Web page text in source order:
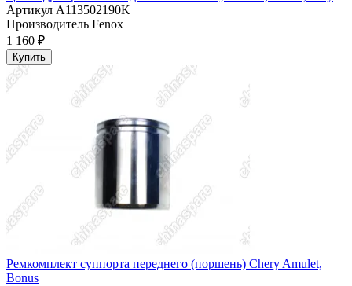
Артикул A113502190K
Производитель Fenox
1 160 ₽
Купить
Ремкомплект суппорта переднего (поршень) Chery Amulet,
Bonus